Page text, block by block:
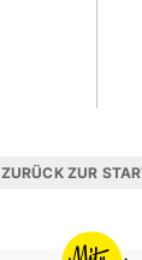
ZURÜCK ZUR
MIT